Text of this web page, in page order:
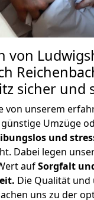
von
sicher und
von unserem
Umzüge
und
Dabei legen
aufSorgfalt
Die Qualität
uns zu der